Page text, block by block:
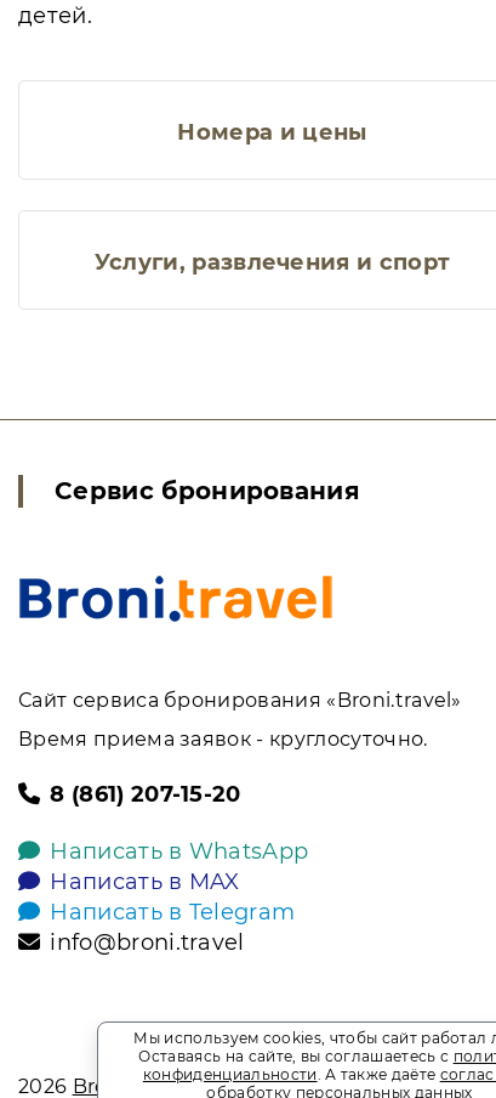
детей.
Номера и цены
Услуги, развлечения и спорт
Сервис бронирования
Сайт сервиса бронирования «Broni.travel»
Время приема заявок - круглосуточно.
8 (861) 207-15-20
Написать в WhatsApp
Написать в MAX
Написать в Telegram
info@broni.travel
2026 Broni.travel
Мы используем cookies, чтобы сайт работал
Оставаясь на сайте, вы соглашаетесь с
конфиденциальности. А также даёте
обработку персональных данных